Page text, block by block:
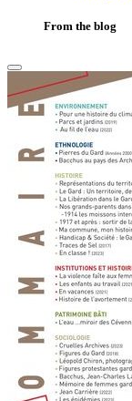
From the blog